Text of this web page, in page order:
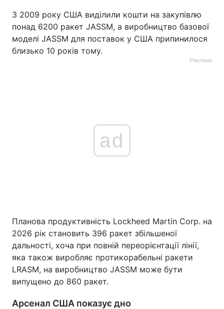
З 2009 року США виділили кошти на закупівлю
понад 6200 ракет JASSM, а виробництво базової
моделі JASSM для поставок у США припинилося
близько 10 років тому.
Реклама
ad
Планова продуктивність Lockheed Martin Corp. на
2026 рік становить 396 ракет збільшеної
дальності, хоча при повній переорієнтації лінії,
яка також виробляє протикорабельні ракети
LRASM, на виробництво JASSM може бути
випущено до 860 ракет.
Арсенал США показує дно